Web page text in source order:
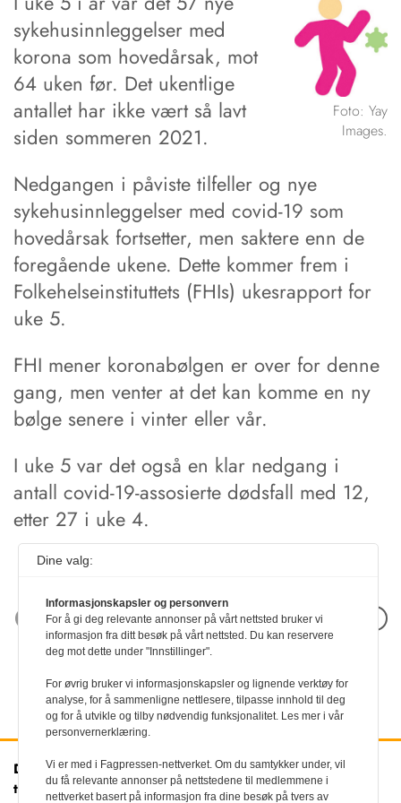
Foto: Yay
Images.
sykehusinnleggelser med
korona som hovedårsak, mot
64 uken før. Det ukentlige
antallet har ikke vært så lavt
siden sommeren 2021.
Nedgangen i påviste tilfeller og nye
sykehusinnleggelser med covid-19 som
hovedårsak fortsetter, men saktere enn de
foregående ukene. Dette kommer frem i
Folkehelseinstituttets (FHIs) ukesrapport for
uke 5.
FHI mener koronabølgen er over for denne
gang, men venter at det kan komme en ny
bølge senere i vinter eller vår.
I uke 5 var det også en klar nedgang i
antall covid-19-assosierte dødsfall med 12,
etter 27 i uke 4.
Neste artikkel
Den norske
tannlegeforenings Tidende
Kontakt oss
Tlf:22 54 74 00
Dine valg:
Informasjonskapsler og personvern
For å gi deg relevante annonser på vårt nettsted bruker vi
informasjon fra ditt besøk på vårt nettsted. Du kan reservere
deg mot dette under "Innstillinger".
For øvrig bruker vi informasjonskapsler og lignende verktøy for
analyse, for å sammenligne nettlesere, tilpasse innhold til deg
og for å utvikle og tilby nødvendig funksjonalitet. Les mer i vår
personvernerklæring.
Vi er med i Fagpressen-nettverket. Om du samtykker under, vil
du få relevante annonser på nettstedene til medlemmene i
nettverket basert på informasjon fra dine besøk på tvers av